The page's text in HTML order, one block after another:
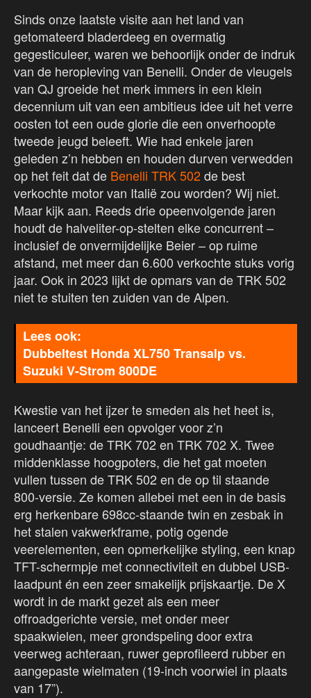
Sinds onze laatste visite aan het land van
getomateerd bladerdeeg en overmatig
gegesticuleer, waren we behoorlijk onder de indruk
van de heropleving van Benelli. Onder de vleugels
van QJ groeide het merk immers in een klein
decennium uit van een ambitieus idee uit het verre
oosten tot een oude glorie die een onverhoopte
tweede jeugd beleeft. Wie had enkele jaren
geleden z’n hebben en houden durven verwedden
op het feit dat de Benelli TRK 502de best
verkochte motor van Italië zou worden? Wij niet.
Maar kijk aan. Reeds drie opeenvolgende jaren
houdt de halveliter-op-stelten elke concurrent –
inclusief de onvermijdelijke Beier – op ruime
afstand, met meer dan 6.600 verkochte stuks vorig
jaar. Ook in 2023 lijkt de opmars van de TRK 502
niet te stuiten ten zuiden van de Alpen.
Dubbeltest Honda XL750 Transalp vs.
Suzuki V-Strom 800DE
Kwestie van het ijzer te smeden als het heet is,
lanceert Benelli een opvolger voor z’n
goudhaantje: de TRK 702 en TRK 702 X. Twee
middenklasse hoogpoters, die het gat moeten
vullen tussen de TRK 502 en de op til staande
800-versie. Ze komen allebei met een in de basis
erg herkenbare 698cc-staande twin en zesbak in
het stalen vakwerkframe, potig ogende
veerelementen, een opmerkelijke styling, een knap
TFT-schermpje met connectiviteit en dubbel USB-
laadpunt én een zeer smakelijk prijskaartje. De X
wordt in de markt gezet als een meer
offroadgerichte versie, met onder meer
spaakwielen, meer grondspeling door extra
veerweg achteraan, ruwer geprofileerd rubber en
aangepaste wielmaten (19-inch voorwiel in plaats
van 17”).